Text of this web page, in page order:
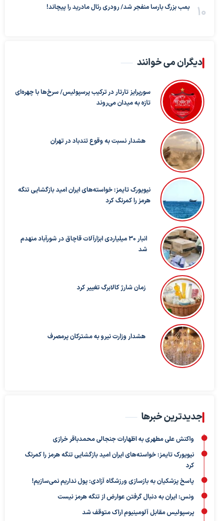
بمب بزرگ بارسا منفجر شد/ رودری رئال مادرید را پیچاند!
دیگران می خوانند
سورپرایز تارتار در ترکیب پرسپولیس/ سرخ‌ها با چهره‌ای
تازه به میدان می‌روند
هشدار نسبت به وقوع تندباد در تهران
نیویورک تایمز: خواسته‌های ایران امید بازگشایی تنگه
هرمز را کمرنگ کرد
انبار ۳۰ میلیاردی ابزارآلات قاچاق در شورآباد منهدم
شد
زمان شارژ کالابرگ تغییر کرد
هشدار وزارت نیرو به مشترکان پرمصرف
جدیدترین خبرها
واکنش علی مطهری به اظهارات جنجالی محمدباقر خرازی
نیویورک تایمز: خواسته‌های ایران امید بازگشایی تنگه هرمز را کمرنگ
کرد
پاسخ پزشکیان به بازسازی ورزشگاه آزادی: پول نداریم نمی‌سازیم!
ونس: ایران به دنبال گرفتن عوارض از تنگه هرمز نیست
پرسپولیس مقابل آلومینیوم اراک متوقف شد